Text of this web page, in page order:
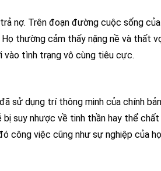
nợ. Trên đoạn đường cuộc sống
thường cảm thấy nặng nề và thất
vào tình trạng vô cùng tiêu cực.
sử dụng trí thông minh của chính
suy nhược về tinh thần hay thể
công việc cũng như sự nghiệp của